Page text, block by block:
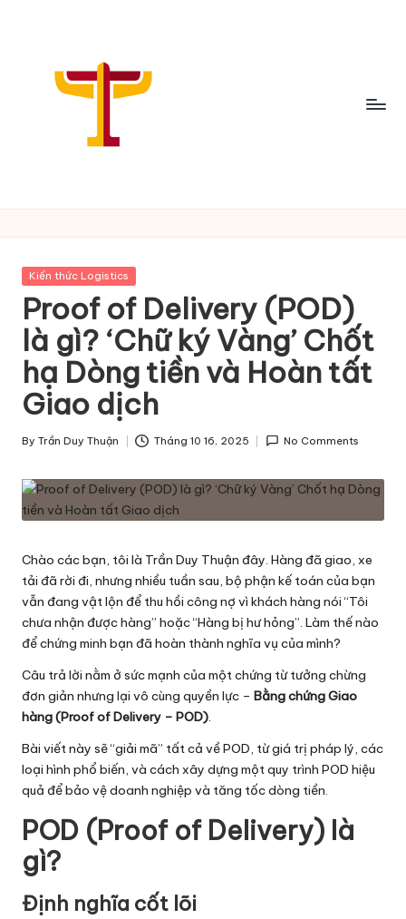
C
h
i
a
S
ẻ
T
h
ô
n
g
T
i
n
v
ề
L
o
g
is
ti
c
s
Posted
Kiến thức Logistics
Proof of Delivery (POD)
là gì? ‘Chữ ký Vàng’ Chốt
hạ Dòng tiền và Hoàn tất
Giao dịch
Posted
By Trần Duy Thuận Tháng 10 16, 2025 No Comments
Chào các bạn, tôi là Trần Duy Thuận đây. Hàng đã giao, xe
tải đã rời đi, nhưng nhiều tuần sau, bộ phận kế toán của bạn
vẫn đang vật lộn để thu hồi công nợ vì khách hàng nói “Tôi
chưa nhận được hàng” hoặc “Hàng bị hư hỏng”. Làm thế nào
để chứng minh bạn đã hoàn thành nghĩa vụ của mình?
Câu trả lời nằm ở sức mạnh của một chứng từ tưởng chừng
đơn giản nhưng lại vô cùng quyền lực – Bằng chứng Giao
hàng (Proof of Delivery – POD).
Bài viết này sẽ “giải mã” tất cả về POD, từ giá trị pháp lý, các
loại hình phổ biến, và cách xây dựng một quy trình POD hiệu
quả để bảo vệ doanh nghiệp và tăng tốc dòng tiền.
POD (Proof of Delivery) là
gì?
Định nghĩa cốt lõi